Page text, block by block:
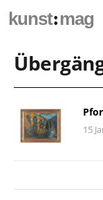
kunst:mag
15